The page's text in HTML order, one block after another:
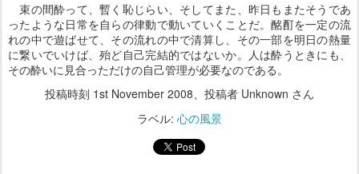
束の間酔って、暫く恥じらい、そしてまた、昨日もまたそうであ
ったような日常を自らの律動で動いていくことだ。酩酊を一定の流
れの中で遊ばせて、その流れの中で清算し、その一部を明日の熱量
に繋いでいけば、殆ど自己完結的ではないか。人は酔うときにも、
その酔いに見合っただけの自己管理が必要なのである。
投稿時刻 1st November 2008、投稿者 Unknown さん
ラベル: 心の風景